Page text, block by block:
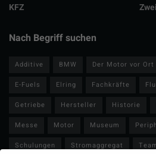
KFZ
Nach Begriff suchen
Additive BMW Der Motor vor Ort
E-Fuels
Elring Fachkräfte
Getriebe
Hersteller Historie
Messe
Motor Museum
Schulungen
Stromaggregat